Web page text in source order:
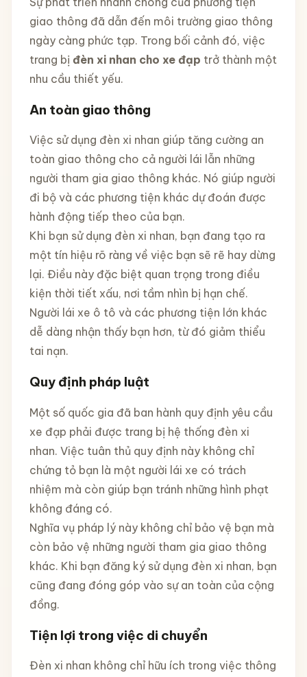
giao thông đã dẫn đến môi trường giao thông
ngày càng phức tạp. Trong bối cảnh đó, việc
trang bị đèn xi nhan cho xe đạp trở thành một
nhu cầu thiết yếu.
An toàn giao thông
Việc sử dụng đèn xi nhan giúp tăng cường an
toàn giao thông cho cả người lái lẫn những
người tham gia giao thông khác. Nó giúp người
đi bộ và các phương tiện khác dự đoán được
hành động tiếp theo của bạn.
Khi bạn sử dụng đèn xi nhan, bạn đang tạo ra
một tín hiệu rõ ràng về việc bạn sẽ rẽ hay dừng
lại. Điều này đặc biệt quan trọng trong điều
kiện thời tiết xấu, nơi tầm nhìn bị hạn chế.
Người lái xe ô tô và các phương tiện lớn khác
dễ dàng nhận thấy bạn hơn, từ đó giảm thiểu
tai nạn.
Quy định pháp luật
Một số quốc gia đã ban hành quy định yêu cầu
xe đạp phải được trang bị hệ thống đèn xi
nhan. Việc tuân thủ quy định này không chỉ
chứng tỏ bạn là một người lái xe có trách
nhiệm mà còn giúp bạn tránh những hình phạt
không đáng có.
Nghĩa vụ pháp lý này không chỉ bảo vệ bạn mà
còn bảo vệ những người tham gia giao thông
khác. Khi bạn đăng ký sử dụng đèn xi nhan, bạn
cũng đang đóng góp vào sự an toàn của cộng
đồng.
Tiện lợi trong việc di chuyển
Đèn xi nhan không chỉ hữu ích trong việc thông